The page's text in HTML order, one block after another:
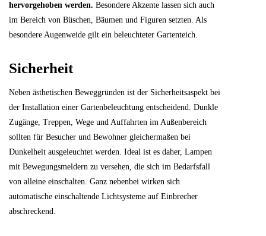
hervorgehoben werden. Besondere Akzente lassen sich auch
im Bereich von Büschen, Bäumen und Figuren setzten. Als
besondere Augenweide gilt ein beleuchteter Gartenteich.
Sicherheit
Neben ästhetischen Beweggründen ist der Sicherheitsaspekt bei
der Installation einer Gartenbeleuchtung entscheidend. Dunkle
Zugänge, Treppen, Wege und Auffahrten im Außenbereich
sollten für Besucher und Bewohner gleichermaßen bei
Dunkelheit ausgeleuchtet werden. Ideal ist es daher, Lampen
mit Bewegungsmeldern zu versehen, die sich im Bedarfsfall
von alleine einschalten. Ganz nebenbei wirken sich
automatische einschaltende Lichtsysteme auf Einbrecher
abschreckend.